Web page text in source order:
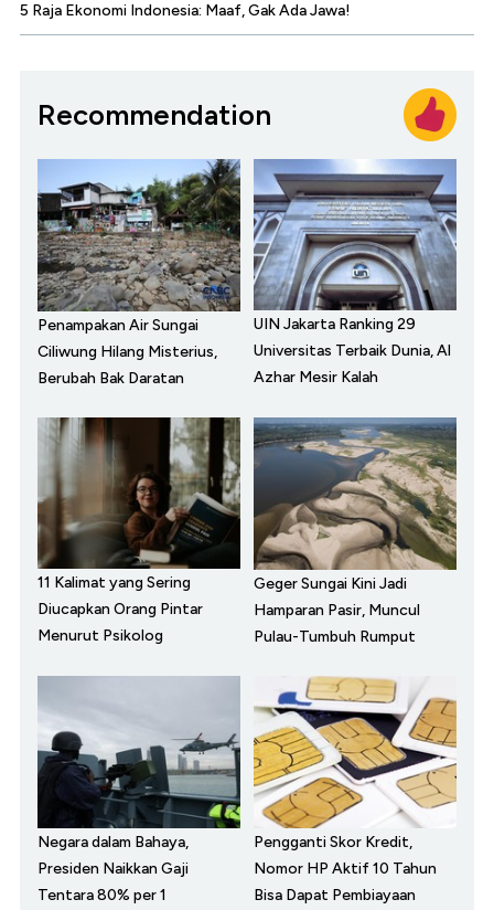
5 Raja Ekonomi Indonesia: Maaf, Gak Ada Jawa!
Recommendation
Penampakan Air Sungai
Ciliwung Hilang Misterius,
Berubah Bak Daratan
UIN Jakarta Ranking 29
Universitas Terbaik Dunia, Al
Azhar Mesir Kalah
11 Kalimat yang Sering
Diucapkan Orang Pintar
Menurut Psikolog
Geger Sungai Kini Jadi
Hamparan Pasir, Muncul
Pulau-Tumbuh Rumput
Negara dalam Bahaya,
Presiden Naikkan Gaji
Tentara 80% per 1
Pengganti Skor Kredit,
Nomor HP Aktif 10 Tahun
Bisa Dapat Pembiayaan